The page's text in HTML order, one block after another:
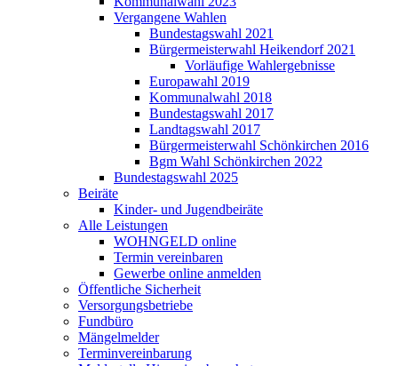
Vergangene Wahlen
Bundestagswahl 2021
Bürgermeisterwahl Heikendorf 2021
Vorläufige Wahlergebnisse
Europawahl 2019
Kommunalwahl 2018
Bundestagswahl 2017
Landtagswahl 2017
Bürgermeisterwahl Schönkirchen 2016
Bgm Wahl Schönkirchen 2022
Bundestagswahl 2025
Beiräte
Kinder- und Jugendbeiräte
Alle Leistungen
WOHNGELD online
Termin vereinbaren
Gewerbe online anmelden
Öffentliche Sicherheit
Versorgungsbetriebe
Fundbüro
Mängelmelder
Terminvereinbarung